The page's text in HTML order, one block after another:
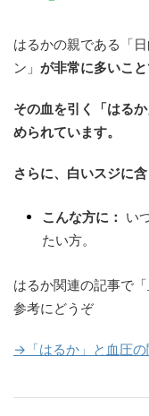
はるかの親である「
ン」 が非常に多いこと
その血を引く「はる
められています。
さらに、白いスジに
こんな方に： い
たい方。
はるか関連の記事で
参考にどうぞ
→「はるか」と血圧の